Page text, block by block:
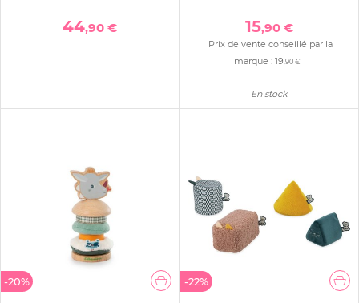
44,90 € 15,90 €
Prix de vente conseillé par la
marque :19,90 €
En stock
-20% -22%